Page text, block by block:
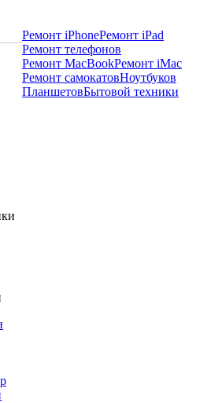
Ремонт iPhoneРемонт iPad
Ремонт телефонов
Ремонт MacBookРемонт iMac
Ремонт самокатовНоутбуков
ПланшетовБытовой техники